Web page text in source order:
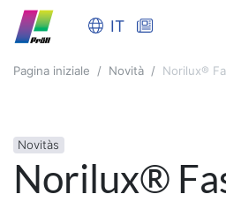
IT
Pagina iniziale Novità Norilux®
Novitàs
Norilux®